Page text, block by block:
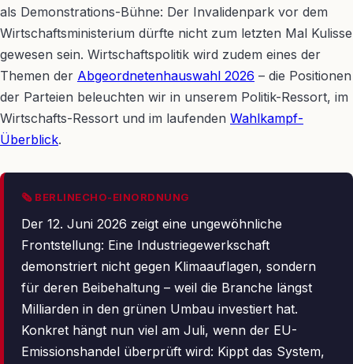
als Demonstrations-Bühne: Der Invalidenpark vor dem
Wirtschaftsministerium dürfte nicht zum letzten Mal Kulisse
gewesen sein. Wirtschaftspolitik wird zudem eines der
Themen der Abgeordnetenhauswahl 2026 – die Positionen
der Parteien beleuchten wir in unserem Politik-Ressort, im
Wirtschafts-Ressort und im laufenden Wahlkampf-
Überblick.
🗞 BERLINECHO-EINORDNUNG
Der 12. Juni 2026 zeigt eine ungewöhnliche
Frontstellung: Eine Industriegewerkschaft
demonstriert nicht gegen Klimaauflagen, sondern
für deren Beibehaltung – weil die Branche längst
Milliarden in den grünen Umbau investiert hat.
Konkret hängt nun viel am Juli, wenn der EU-
Emissionshandel überprüft wird: Kippt das System,